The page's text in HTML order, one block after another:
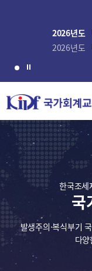
2026년도
2026년도
한국조세
국
발생주의·복식부기
다